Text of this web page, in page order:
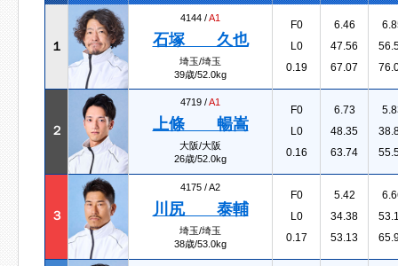
１
4144 /A1
石塚 久也
埼玉/埼玉
39歳/52.0kg
F0
L0
0.19
6.46
47.56
67.07
２
4719 /A1
上條 暢嵩
大阪/大阪
26歳/52.0kg
F0
L0
0.16
6.73
48.35
63.74
３
4175 /A2
川尻 泰輔
埼玉/埼玉
38歳/53.0kg
F0
L0
0.17
5.42
34.38
53.13